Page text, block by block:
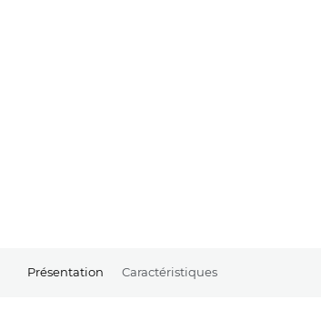
Présentation Caractéristiques